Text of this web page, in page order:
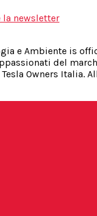
newsletter
e Ambiente is
del
Owners Italia.